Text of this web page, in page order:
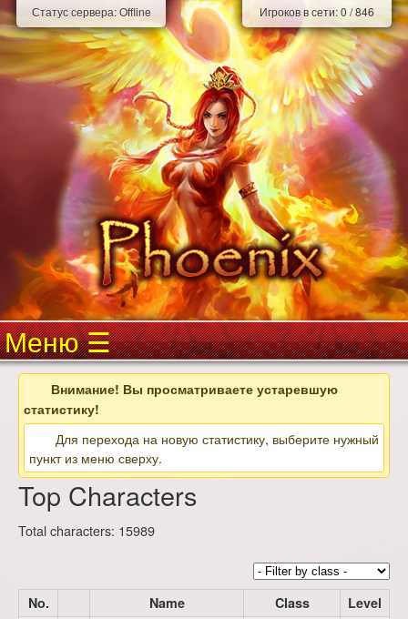
Статус сервера:Offline Игроков в сети:0 /846
Меню
Внимание! Вы просматриваете устаревшую
статистику!
Для перехода на новую статистику, выберите нужный
пункт из меню сверху.
Top Characters
Total characters: 15989
No. Name Class Level